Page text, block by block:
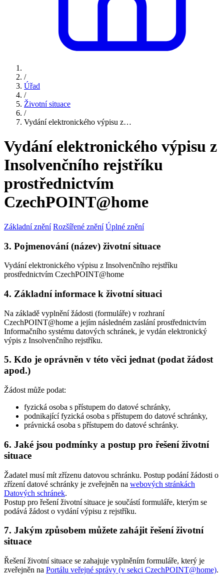
/
Úřad
/
Životní situace
/
Vydání elektronického výpisu z…
Vydání elektronického výpisu z
Insolvenčního rejstříku
prostřednictvím
CzechPOINT@home
Základní znění Rozšířené znění Úplné znění
3. Pojmenování (název) životní situace
Vydání elektronického výpisu z Insolvenčního rejstříku
prostřednictvím CzechPOINT@home
4. Základní informace k životní situaci
Na základě vyplnění žádosti (formuláře) v rozhraní
CzechPOINT@home a jejím následném zaslání prostřednictvím
Informačního systému datových schránek, je vydán elektronický
výpis z Insolvenčního rejstříku.
5. Kdo je oprávněn v této věci jednat (podat žádost
apod.)
Žádost může podat:
fyzická osoba s přístupem do datové schránky,
podnikající fyzická osoba s přístupem do datové schránky,
právnická osoba s přístupem do datové schránky.
6. Jaké jsou podmínky a postup pro řešení životní
situace
Žadatel musí mít zřízenu datovou schránku. Postup podání žádosti o
zřízení datové schránky je zveřejněn na webových stránkách
Datových schránek.
Postup pro řešení životní situace je součástí formuláře, kterým se
podává žádost o vydání výpisu z rejstříku.
7. Jakým způsobem můžete zahájit řešení životní
situace
Řešení životní situace se zahajuje vyplněním formuláře, který je
zveřejněn na Portálu veřejné správy (v sekci CzechPOINT@home).